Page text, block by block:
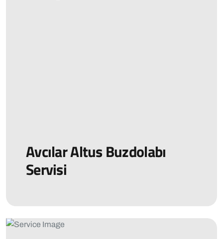
Avcılar Altus Buzdolabı
Servisi